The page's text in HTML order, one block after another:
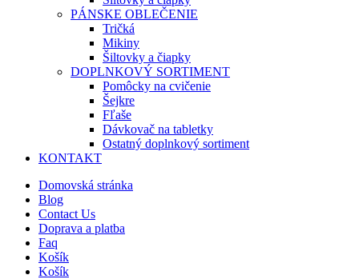
PÁNSKE OBLEČENIE
Tričká
Mikiny
Šiltovky a čiapky
DOPLNKOVÝ SORTIMENT
Pomôcky na cvičenie
Šejkre
Fľaše
Dávkovač na tabletky
Ostatný doplnkový sortiment
KONTAKT
Domovská stránka
Blog
Contact Us
Doprava a platba
Faq
Košík
Košík